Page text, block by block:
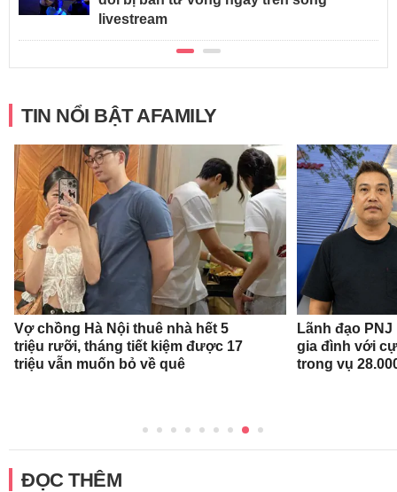
livestream
TIN NỔI BẬT AFAMILY
Vợ chồng Hà Nội thuê nhà hết 5
triệu rưỡi, tháng tiết kiệm được 17
triệu vẫn muốn bỏ về quê
Lãnh đạo
gia đình với
trong vụ
ĐỌC THÊM